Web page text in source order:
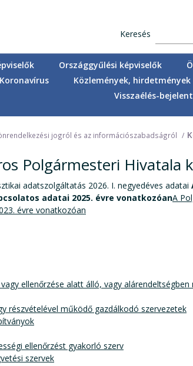
Keresés
Országgyűlési képviselők
Koronavírus Közlemények, hirdetmények
Visszaélés-
jogról és az információszabadságról
Polgármesteri Hivatala
adatszolgáltatás 2026. I. negyedéves adatai
adatai 2025. évre vonatkozóanA
évre vonatkozóan
ellenőrzése alatt álló, vagy
részvételével működő gazdálkodó szervezetek
ellenőrzést gyakorló szerv
szervek